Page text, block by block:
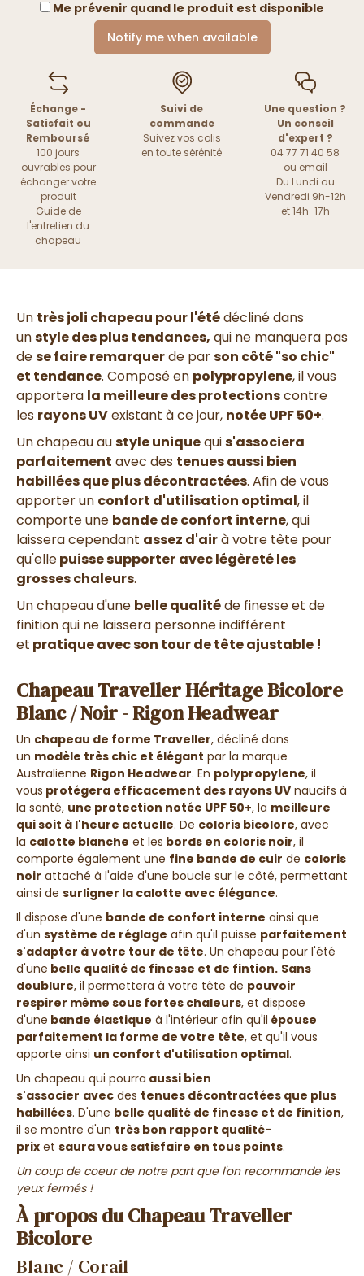
Me prévenir quand le produit est disponible
Notify me when available
Échange -
Satisfait ou
Remboursé
100 jours
ouvrables pour
échanger votre
produit
Guide de
l'entretien du
chapeau
Suivi de
commande
Suivez vos colis
en toute sérénité
Une question ?
Un conseil
d'expert ?
04 77 71 40 58
ou email
Du Lundi au
Vendredi 9h-12h
et 14h-17h
Un très joli chapeau pour l'étédécliné dans
unstyle des plus tendances, qui ne manquera pas
dese faire remarquerde parson côté "so chic"
et tendance. Composé en polypropylene, il vous
apportera la meilleure des protectionscontre
les rayons UVexistant à ce jour, notée UPF 50+.
Un chapeau austyle uniquequis'associera
parfaitement avec des tenues aussi bien
habillées que plus décontractées. Afin de vous
apporter un confort d'utilisation optimal, il
comporte une bande de confort interne, qui
laissera cependant assez d'airà votre tête pour
qu'ellepuisse supporter avec légèreté les
grosses chaleurs.
Un chapeau d'une belle qualitéde finesse et de
finition qui ne laissera personne indifférent
et pratique avec son tour de tête ajustable !
Chapeau Traveller Héritage Bicolore
Blanc / Noir - Rigon Headwear
Un chapeau de forme Traveller, décliné dans
un modèle très chic et élégant par la marque
Australienne Rigon Headwear. En polypropylene, il
vous protégera efficacement des rayons UV naucifs à
la santé, une protection notée UPF 50+, la meilleure
qui soit à l'heure actuelle. De coloris bicolore, avec
la calotte blanche et les bords en coloris noir, il
comporte également une fine bande de cuir de coloris
noir attaché à l'aide d'une boucle sur le côté, permettant
ainsi de surligner la calotte avec élégance.
Il dispose d'une bande de confort interne ainsi que
d'un système de réglage afin qu'il puisse parfaitement
s'adapter à votre tour de tête. Un chapeau pour l'été
d'une belle qualité de finesse et de fintion. Sans
doublure, il permettera à votre tête de pouvoir
respirer même sous fortes chaleurs, et dispose
d'une bande élastique à l'intérieur afin qu'il épouse
parfaitement la forme de votre tête, et qu'il vous
apporte ainsi un confort d'utilisation optimal.
Un chapeau qui pourra aussi bien
s'associer avec des tenues décontractées que plus
habillées. D'une belle qualité de finesse et de finition,
il se montre d'un très bon rapport qualité-
prix et saura vous satisfaire en tous points.
Un coup de coeur de notre part que l'on recommande les
yeux fermés !
À propos du Chapeau Traveller
Bicolore
Blanc / Corail